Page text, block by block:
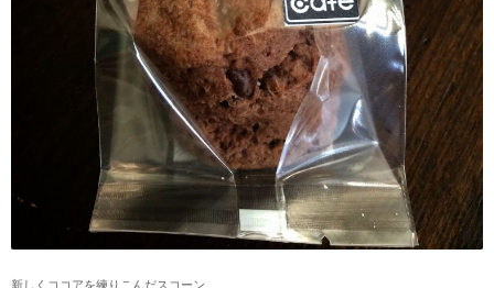
新しくココアを練りこんだスコーン、